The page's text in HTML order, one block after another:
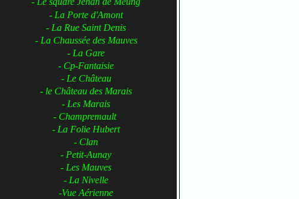
- La Porte d'Amont
- La Rue Saint Denis
- La Chaussée des Mauves
- La Gare
- Cp-Fantaisie
- Le Château
- le Château des Marais
- Les Marais
- Champremault
- La Folie Hubert
- Clan
- Petit-Aunay
- ​​​​​Les Mauves
- La Nivelle
-Vue Aérienne